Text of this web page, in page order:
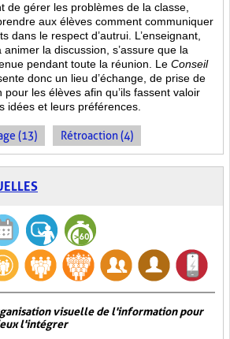
de gérer les problèmes de la classe,
aux élèves comment communiquer
dans le respect d’autrui. L’enseignant,
la discussion, s’assure que la
pendant toute la réunion. Le Conseil
donc un lieu d’échange, de prise de
pour les élèves afin qu’ils fassent valoir
idées et leurs préférences.
(13) Rétroaction (4)
visuelle de l'information pour
l'intégrer